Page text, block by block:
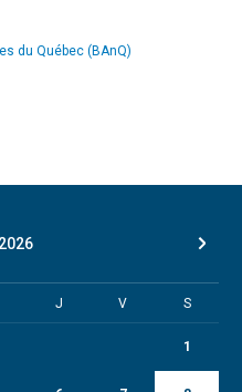
du Québec (BAnQ)
2026
J V S
1